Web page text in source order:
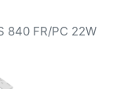
840 FR/PC 22W